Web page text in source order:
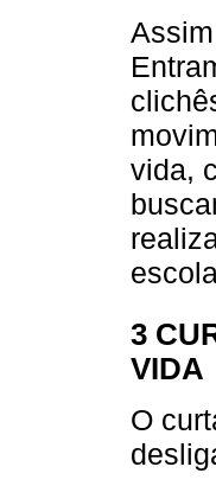
vida,
3
VIDA
O